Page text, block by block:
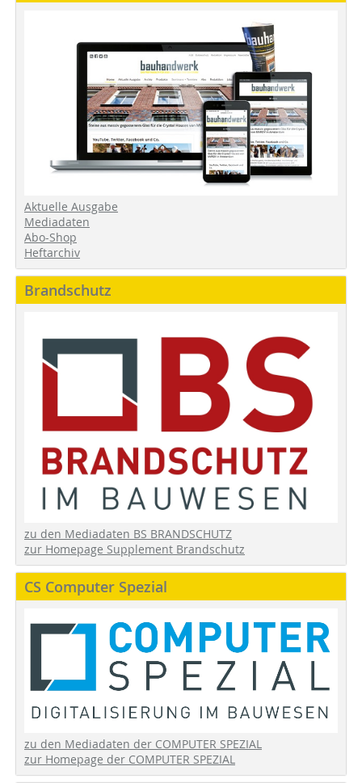
Aktuelle Ausgabe
Mediadaten
Abo-Shop
Heftarchiv
Brandschutz
zu den Mediadaten BS BRANDSCHUTZ
zur Homepage Supplement Brandschutz
CS Computer Spezial
zu den Mediadaten der COMPUTER SPEZIAL
zur Homepage der COMPUTER SPEZIAL